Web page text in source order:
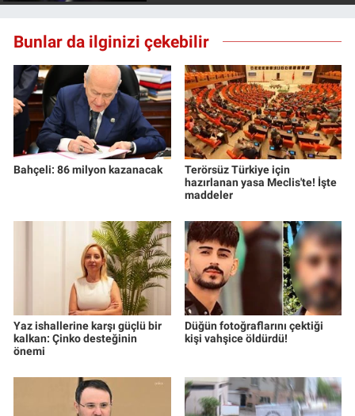
Bunlar da ilginizi çekebilir
Bahçeli: 86 milyon kazanacak
Terörsüz Türkiye için
hazırlanan yasa Meclis'te! İşte
maddeler
Yaz ishallerine karşı güçlü bir
kalkan: Çinko desteğinin
önemi
Düğün fotoğraflarını çektiği
kişi vahşice öldürdü!